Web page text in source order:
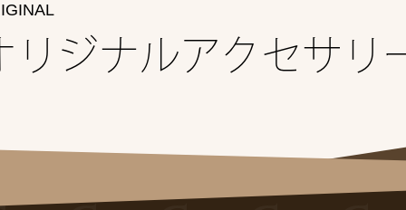
リジナルアクセサリ